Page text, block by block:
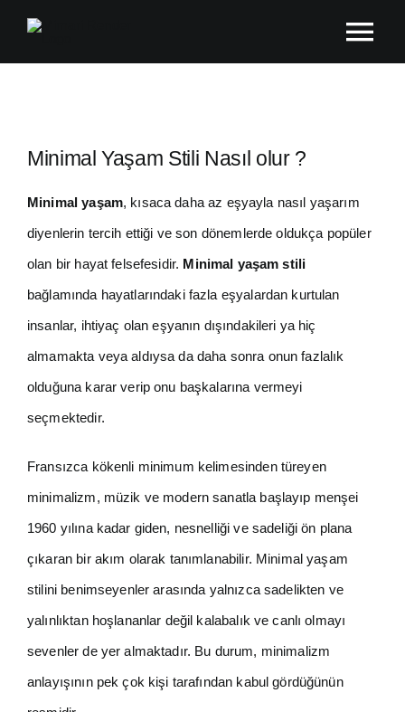
Hakkında
Çalışmalar
Blog
İletişim
Minimal Yaşam Stili Nasıl olur ?
Minimal yaşam, kısaca daha az eşyayla nasıl yaşarım
diyenlerin tercih ettiği ve son dönemlerde oldukça popüler
olan bir hayat felsefesidir. Minimal yaşam stili
bağlamında hayatlarındaki fazla eşyalardan kurtulan
insanlar, ihtiyaç olan eşyanın dışındakileri ya hiç
almamakta veya aldıysa da daha sonra onun fazlalık
olduğuna karar verip onu başkalarına vermeyi
seçmektedir.
Fransızca kökenli minimum kelimesinden türeyen
minimalizm, müzik ve modern sanatla başlayıp menşei
1960 yılına kadar giden, nesnelliği ve sadeliği ön plana
çıkaran bir akım olarak tanımlanabilir. Minimal yaşam
stilini benimseyenler arasında yalnızca sadelikten ve
yalınlıktan hoşlananlar değil kalabalık ve canlı olmayı
sevenler de yer almaktadır. Bu durum, minimalizm
anlayışının pek çok kişi tarafından kabul gördüğünün